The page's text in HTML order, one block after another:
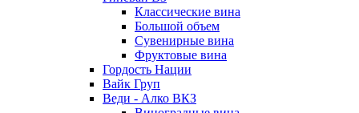
Классические вина
Большой объем
Сувенирные вина
Фруктовые вина
Гордость Нации
Вайк Груп
Веди - Алко ВКЗ